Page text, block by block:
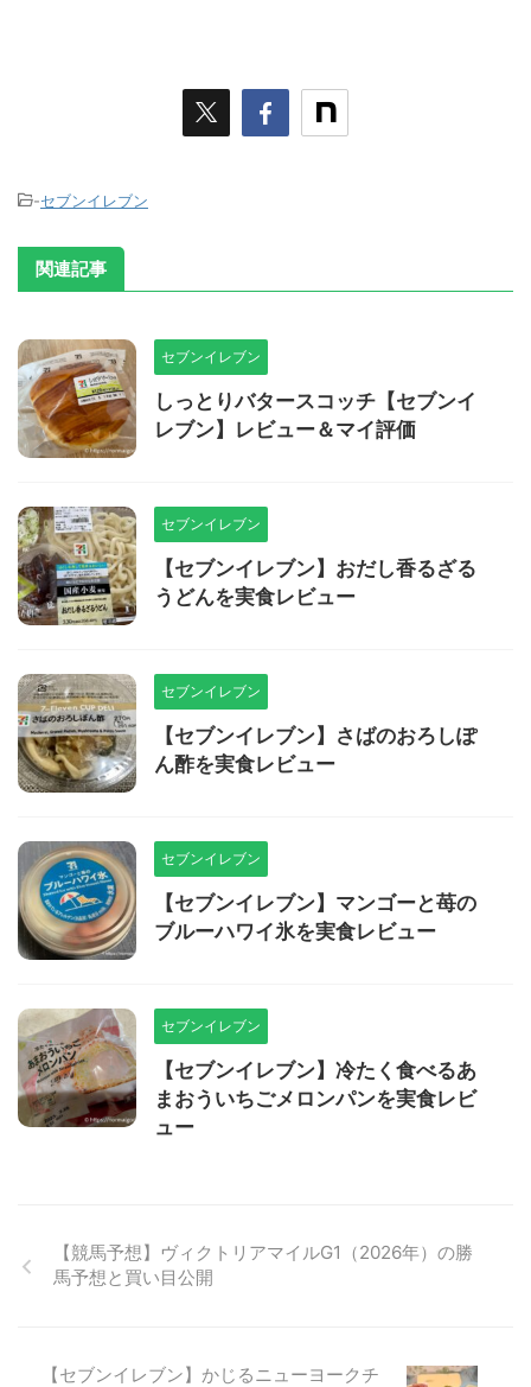
-セブンイレブン
関連記事
セブンイレブン
しっとりバタースコッチ【セブンイ
レブン】レビュー＆マイ評価
セブンイレブン
【セブンイレブン】おだし香るざる
うどんを実食レビュー
セブンイレブン
【セブンイレブン】さばのおろしぽ
ん酢を実食レビュー
セブンイレブン
【セブンイレブン】マンゴーと苺の
ブルーハワイ氷を実食レビュー
セブンイレブン
【セブンイレブン】冷たく食べるあ
まおういちごメロンパンを実食レビ
ュー
【競馬予想】ヴィクトリアマイルG1（2026年）の勝
馬予想と買い目公開
【セブンイレブン】かじるニューヨークチ